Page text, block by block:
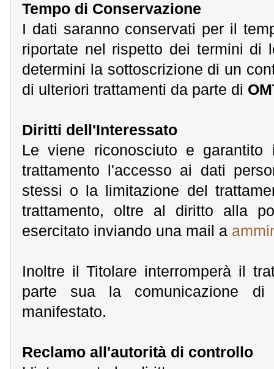
Tempo di Conservazione
I dati saranno conservati per il
riportate nel rispetto dei termini
determini la sottoscrizione di un
di ulteriori trattamenti da parte di
Diritti dell'Interessato
Le viene riconosciuto e
trattamento l'accesso ai dati
stessi o la limitazione del
trattamento, oltre al diritto alla
esercitato inviando una mail a
Inoltre il Titolare interromperà il
parte sua la comunicazione di
manifestato.
Reclamo all'autorità di controllo